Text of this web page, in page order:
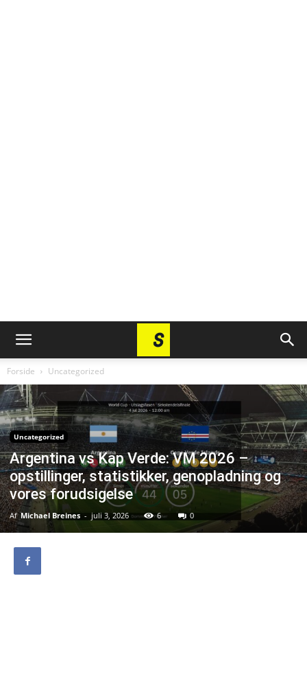
Forside Uncategorized
Uncategorized
Argentina vs Kap Verde: VM 2026 –
opstillinger, statistikker, genopladning og
vores forudsigelse
Af Michael Breines - juli 3, 2026 6 0